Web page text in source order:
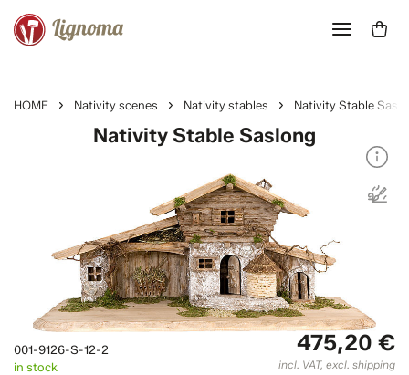
HOME Nativity scenes Nativity stables Nativity Stable
Nativity Stable Saslong
475,20 €
incl. VAT, excl. shipping
001-9126-S-12-2
in stock